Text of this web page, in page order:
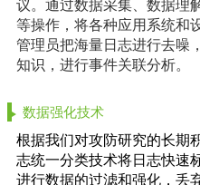
议。通过数据采集、数据理
等操作，将各种应用系统和
管理员把海量日志进行去噪
知识，进行事件关联分析。
数据强化技术
根据我们对攻防研究的长期
志统一分类技术将日志快速
进行数据的过滤和强化，丢